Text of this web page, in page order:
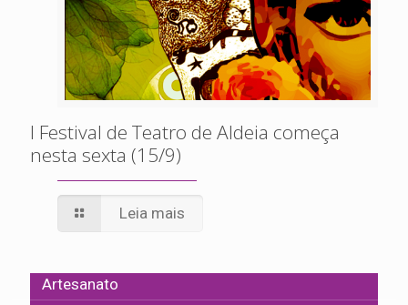
I Festival de Teatro de Aldeia começa
nesta sexta (15/9)
Leia mais
Artesanato